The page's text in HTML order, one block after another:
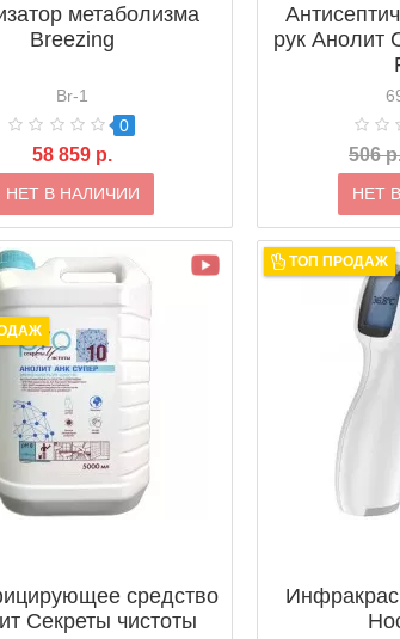
метаболизма
Breezing
Br-1
0
58 859 р.
НЕТ В НАЛИЧИИ
рук Анолит
506
НЕТ
средство
Секреты чистоты
ТОП ПРОДАЖ